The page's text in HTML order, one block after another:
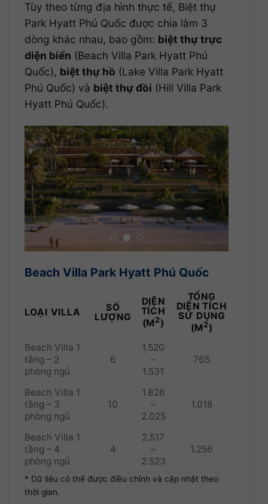
Tùy theo từng địa hình thực tế, Biệt thự
Park Hyatt Phú Quốc được chia làm 3
dòng khác nhau, bao gồm: biệt thự trực
diện biển (Beach Villa Park Hyatt Phú
Quốc), biệt thự hồ (Lake Villa Park Hyatt
Phú Quốc) và biệt thự đồi (Hill Villa Park
Hyatt Phú Quốc).
Beach Villa Park Hyatt Phú Quốc
LOẠI VILLA
SỐ
LƯỢNG
DIỆN
TÍCH
(M2)
TỔNG
DIỆN TÍCH
SỬ DỤNG
(M2)
Beach Villa 1
tầng – 2
phòng ngủ
6
1.520
–
1.531
765
Beach Villa 1
tầng – 3
phòng ngủ
10
1.826
–
2.025
1.018
Beach Villa 1
tầng – 4
phòng ngủ
4
2.517
–
2.523
1.256
* Dữ liệu có thể được điều chỉnh và cập nhật theo
thời gian.